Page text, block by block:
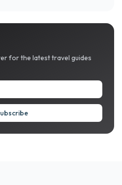
for the latest travel guides